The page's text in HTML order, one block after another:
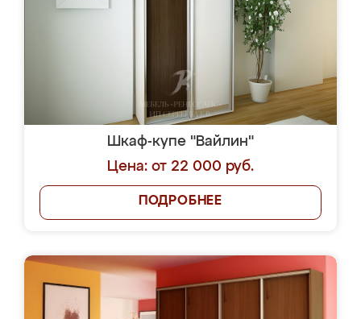
Шкаф-купе "Вайлин"
Цена: от 22 000 руб.
ПОДРОБНЕЕ